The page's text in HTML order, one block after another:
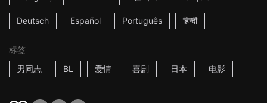
Deutsch Español Português हिन्दी
标签
男同志
BL 爱情 喜剧 日本 电影